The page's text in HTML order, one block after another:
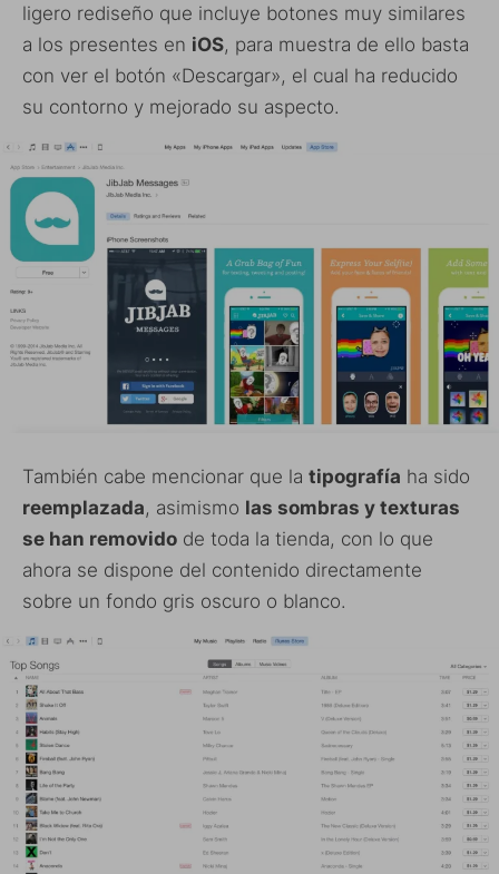
ligero rediseño que incluye botones muy similares
a los presentes en iOS, para muestra de ello basta
con ver el botón «Descargar», el cual ha reducido
su contorno y mejorado su aspecto.
También cabe mencionar que la tipografía ha sido
reemplazada, asimismo las sombras y texturas
se han removido de toda la tienda, con lo que
ahora se dispone del contenido directamente
sobre un fondo gris oscuro o blanco.